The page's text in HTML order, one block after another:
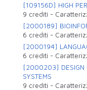
[109156D] HIGH
9 crediti -
[2000189]
6 crediti -
[2000194]
6 crediti -
[2000203] DESIGN
SYSTEMS
9 crediti -